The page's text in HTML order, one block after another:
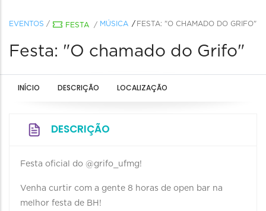
EVENTOS / FESTA / MÚSICA FESTA: "O CHAMADO DO GRIFO"
Festa: "O chamado do Grifo"
INÍCIO DESCRIÇÃO LOCALIZAÇÃO
DESCRIÇÃO
Festa oficial do @grifo_ufmg!
Venha curtir com a gente 8 horas de open bar na
melhor festa de BH!